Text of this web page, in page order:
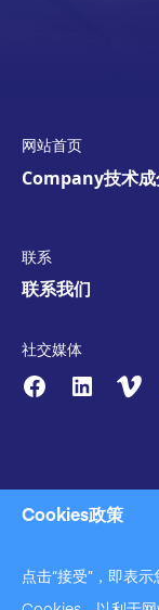
Cookies政策
点击“接受”，即表
网站首页
Company技术
联系
联系我们
社交媒体
反对奴役 | 隐私策